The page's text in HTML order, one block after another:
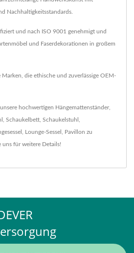
Nachhaltigkeitsstandards.
und nach ISO 9001 genehmigt und
und Faserdekorationen in großem
die ethische und zuverlässige OEM-
hochwertigen Hängemattenständer,
Schaukelbett Schaukelstuhl
Lounge-Sessel Pavillon zu
uns für weitere Details!